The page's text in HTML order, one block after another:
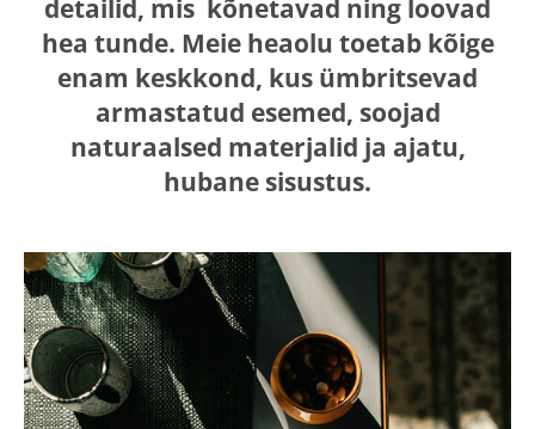
detailid, mis kõnetavad ning loovad
hea tunde. Meie heaolu toetab kõige
enam keskkond, kus ümbritsevad
armastatud esemed, soojad
naturaalsed materjalid ja ajatu,
hubane sisustus.